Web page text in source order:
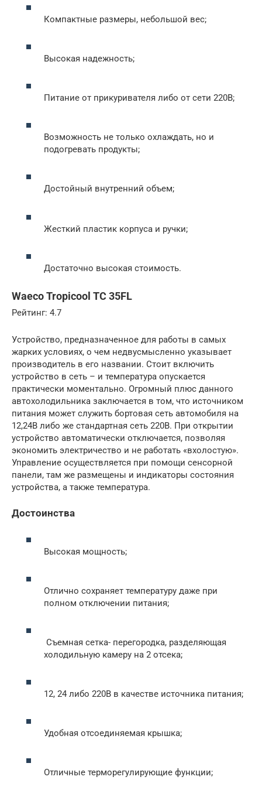
Компактные размеры, небольшой вес;
Высокая надежность;
Питание от прикуривателя либо от сети 220В;
Возможность не только охлаждать, но и
подогревать продукты;
Достойный внутренний объем;
Жесткий пластик корпуса и ручки;
Достаточно высокая стоимость.
Waeco Tropicool TC 35FL
Рейтинг: 4.7
Устройство, предназначенное для работы в самых
жарких условиях, о чем недвусмысленно указывает
производитель в его названии. Стоит включить
устройство в сеть – и температура опускается
практически моментально. Огромный плюс данного
автохолодильника заключается в том, что источником
питания может служить бортовая сеть автомобиля на
12,24В либо же стандартная сеть 220В. При открытии
устройство автоматически отключается, позволяя
экономить электричество и не работать «вхолостую».
Управление осуществляется при помощи сенсорной
панели, там же размещены и индикаторы состояния
устройства, а также температура.
Достоинства
Высокая мощность;
Отлично сохраняет температуру даже при
полном отключении питания;
Съемная сетка- перегородка, разделяющая
холодильную камеру на 2 отсека;
12, 24 либо 220В в качестве источника питания;
Удобная отсоединяемая крышка;
Отличные терморегулирующие функции;